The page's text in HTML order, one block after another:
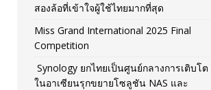
สองล้อที่เข้าใจผู้ใช้ไทยมากที่สุด
Miss Grand International 2025 Final
Competition
Synology ยกไทยเป็นศูนย์กลางการเติบโต
ในอาเซียนรุกขยายโซลูชัน NAS และ